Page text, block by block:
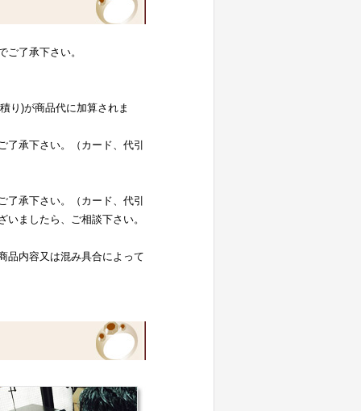
了承下さい。
り)が商品代に加算されま
承下さい。（カード、代引
承下さい。（カード、代引
ましたら、ご相談下さい。
品内容又は混み具合によって